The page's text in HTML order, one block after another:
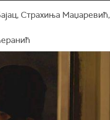
Страхиња Маџаревић,